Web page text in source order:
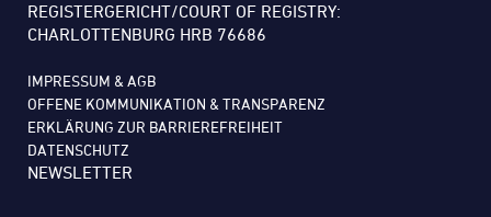
REGISTERGERICHT/COURT OF REGISTRY:
CHARLOTTENBURG HRB 76686
IMPRESSUM & AGB
OFFENE KOMMUNIKATION & TRANSPARENZ
ERKLÄRUNG ZUR BARRIEREFREIHEIT
DATENSCHUTZ
NEWSLETTER